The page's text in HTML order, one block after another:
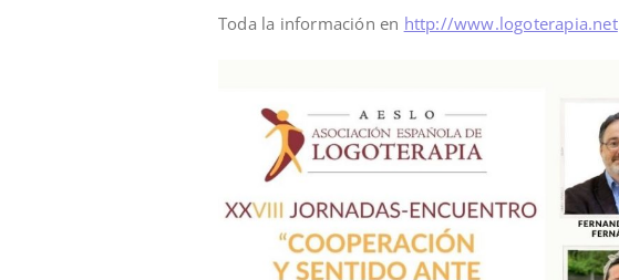
Toda la información en http://www.logoterapia.net